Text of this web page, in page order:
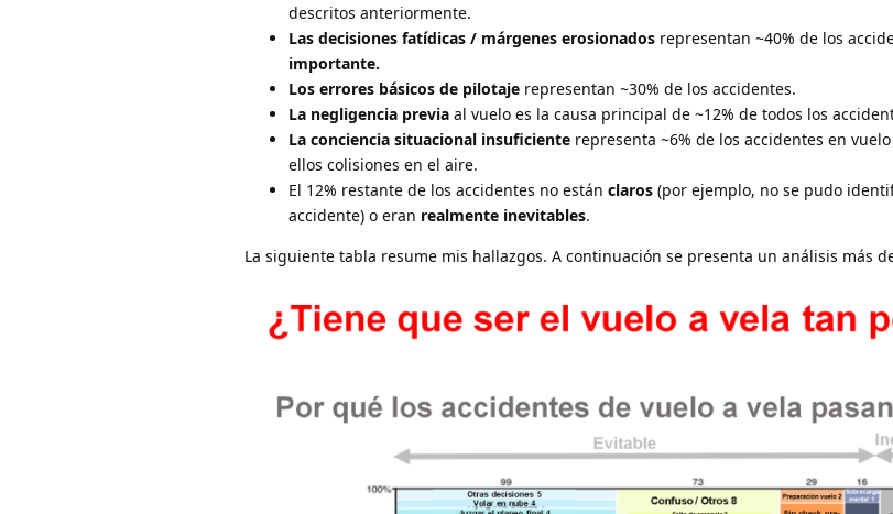
descritos anteriormente.
Las decisiones fatídicas / márgenes erosionados representan ~40% de los
importante.
Los errores básicos de pilotaje representan ~30% de los accidentes.
La negligencia previa al vuelo es la causa principal de ~12% de todos los
La conciencia situacional insuficiente representa ~6% de los accidentes en
ellos colisiones en el aire.
El 12% restante de los accidentes no están claros (por ejemplo, no se pudo
accidente) o eran realmente inevitables.
La siguiente tabla resume mis hallazgos. A continuación se presenta un análisis más